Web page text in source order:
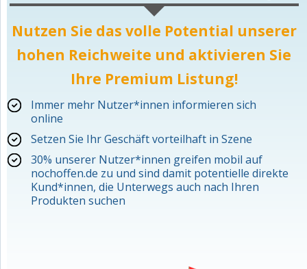
Nutzen Sie das volle Potential unserer
hohen Reichweite und aktivieren Sie
Ihre Premium Listung!
Immer mehr Nutzer*innen informieren sich
online
Setzen Sie Ihr Geschäft vorteilhaft in Szene
30% unserer Nutzer*innen greifen mobil auf
nochoffen.de zu und sind damit potentielle direkte
Kund*innen, die Unterwegs auch nach Ihren
Produkten suchen